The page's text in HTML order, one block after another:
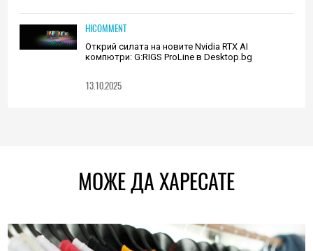
HICOMMENT
Открий силата на новите Nvidia RTX AI
компютри: G:RIGS ProLine в Desktop.bg
13.10.2025
МОЖЕ ДА ХАРЕСАТЕ